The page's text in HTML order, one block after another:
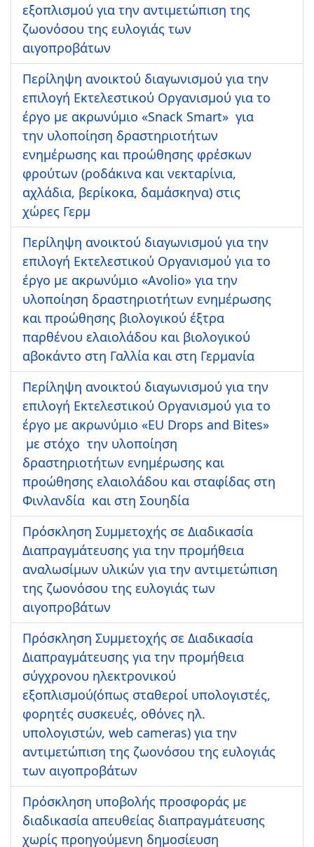
εξοπλισμού για την αντιμετώπιση της
ζωονόσου της ευλογιάς των
αιγοπροβάτων
Περίληψη ανοικτού διαγωνισμού για την
επιλογή Εκτελεστικού Οργανισμού για το
έργο με ακρωνύμιο «Snack Smart» για
την υλοποίηση δραστηριοτήτων
ενημέρωσης και προώθησης φρέσκων
φρούτων (ροδάκινα και νεκταρίνια,
αχλάδια, βερίκοκα, δαμάσκηνα) στις
χώρες Γερμ
Περίληψη ανοικτού διαγωνισμού για την
επιλογή Εκτελεστικού Οργανισμού για το
έργο με ακρωνύμιο «Αvolio» για την
υλοποίηση δραστηριοτήτων ενημέρωσης
και προώθησης βιολογικού έξτρα
παρθένου ελαιολάδου και βιολογικού
αβοκάντο στη Γαλλία και στη Γερμανία
Περίληψη ανοικτού διαγωνισμού για την
επιλογή Εκτελεστικού Οργανισμού για το
έργο με ακρωνύμιο «EU Drops and Bites»
με στόχο την υλοποίηση
δραστηριοτήτων ενημέρωσης και
προώθησης ελαιολάδου και σταφίδας στη
Φινλανδία και στη Σουηδία
Πρόσκληση Συμμετοχής σε Διαδικασία
Διαπραγμάτευσης για την προμήθεια
αναλωσίμων υλικών για την αντιμετώπιση
της ζωονόσου της ευλογιάς των
αιγοπροβάτων
Πρόσκληση Συμμετοχής σε Διαδικασία
Διαπραγμάτευσης για την προμήθεια
σύγχρονου ηλεκτρονικού
εξοπλισμού(όπως σταθεροί υπολογιστές,
φορητές συσκευές, οθόνες ηλ.
υπολογιστών, web cameras) για την
αντιμετώπιση της ζωονόσου της ευλογιάς
των αιγοπροβάτων
Πρόσκληση υποβολής προσφοράς με
διαδικασία απευθείας διαπραγμάτευσης
χωρίς προηγούμενη δημοσίευση